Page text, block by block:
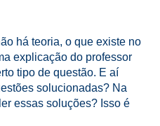
há teoria, o que existe no
explicação do professor
tipo de questão. E aí
solucionadas? Na
essas soluções? Isso é